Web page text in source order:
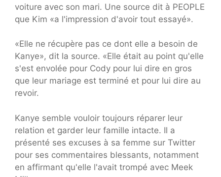
voiture avec son mari. Une source dit à PEOPLE
que Kim «a l'impression d'avoir tout essayé».
«Elle ne récupère pas ce dont elle a besoin de
Kanye», dit la source. «Elle était au point qu'elle
s'est envolée pour Cody pour lui dire en gros
que leur mariage est terminé et pour lui dire au
revoir.
Kanye semble vouloir toujours réparer leur
relation et garder leur famille intacte. Il a
présenté ses excuses à sa femme sur Twitter
pour ses commentaires blessants, notamment
en affirmant qu'elle l'avait trompé avec Meek